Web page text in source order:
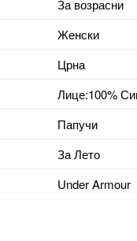
За возрасни
Женски
Црна
Лице:100%
Папучи
За Лето
Under Armour